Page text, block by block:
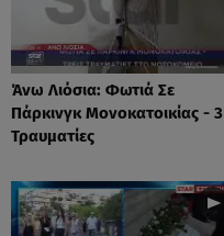
Άνω Λιόσια: Φωτιά Σε
Πάρκινγκ Μονοκατοικίας - 3
Τραυματίες